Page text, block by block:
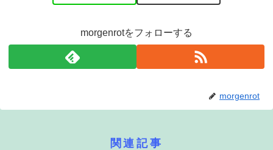
morgenrotをフォローする
morgenrot
関連記事